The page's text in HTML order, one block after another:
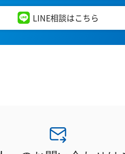
LINE相談はこちら